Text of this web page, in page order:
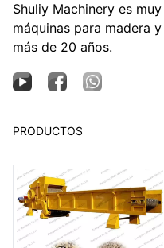
Shuliy Machinery es
máquinas para madera
más de 20 años.
PRODUCTOS